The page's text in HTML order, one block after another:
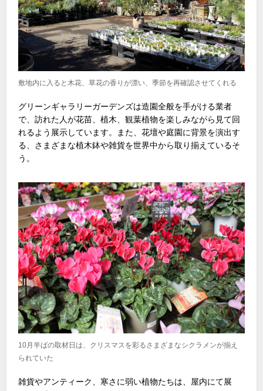
敷地内に入ると木花、草花の香りが漂い、季節を再確認させてくれる
グリーンギャラリーガーデンズは造園全般を手がける業者
で、訪れた人が花苗、植木、観葉植物を楽しみながら見て回
れるよう展示しています。また、花壇や庭園に背景を演出す
る、さまざまな植木鉢や雑貨を世界中から取り揃えているそ
う。
10月半ばの取材日は、クリスマスを彩るさまざまなシクラメンが揃え
られていた
雑貨やアンティーク、寒さに弱い植物たちは、屋内にて展